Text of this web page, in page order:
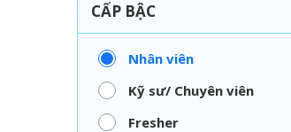
CẤP BẬC
Nhân viên
Kỹ sư/ Chuyên viên
Fresher